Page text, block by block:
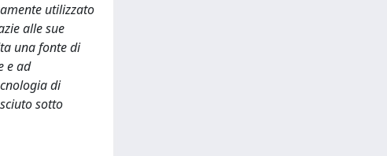
utilizzato
alle sue
una fonte di
e ad
di
sotto